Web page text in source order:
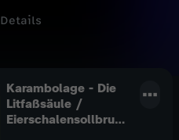
Details
Karambolage - Die
Litfaßsäule /
Eierschalensollbruc